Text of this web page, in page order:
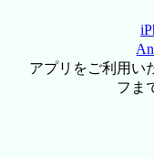
アプリをご利用い
フま